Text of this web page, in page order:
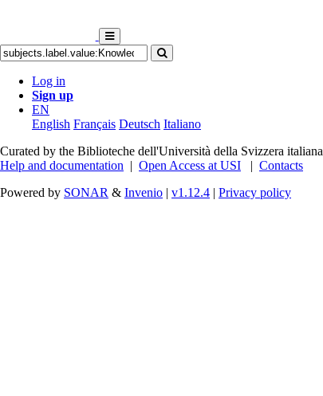
Log in
Sign up
EN
English Français Deutsch Italiano
Curated by the Biblioteche dell'Università della Svizzera italiana
Help and documentation | Open Access at USI | Contacts
Powered by SONAR & Invenio | v1.12.4 | Privacy policy